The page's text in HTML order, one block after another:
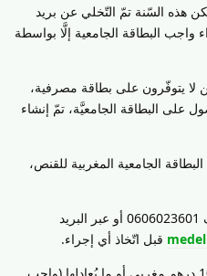
هذه السّنة تمّ التّخلي عن بريد
واجب البطاقة الجامعية إلَّا بواسطة
لا يتوفّرون على بطاقة مصرفية،
على البطاقة الجامعيَّة، تمّ إنشاء
الجامعية المغربية للقنص،
يُمكنك التّواصل معي عبر رقم الهاتف 0606023601 أو عبر البريد
قبل اتّخاذ أي إجراء.